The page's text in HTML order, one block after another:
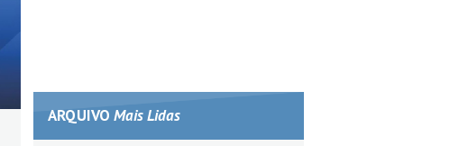
ARQUIVO Mais Lidas